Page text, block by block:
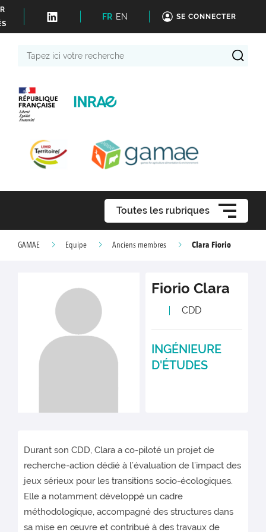
FR EN SE CONNECTER
Toutes les rubriques
GAMAE Equipe Anciens membres Clara Fiorio
Fiorio Clara
CDD
INGÉNIEURE
D'ÉTUDES
Durant son CDD, Clara a co-piloté un projet de
recherche-action dédié à l’évaluation de l’impact des
jeux sérieux pour les transitions socio-écologiques.
Elle a notamment développé un cadre
méthodologique, accompagné des structures dans
sa mise en œuvre et contribué à des travaux de